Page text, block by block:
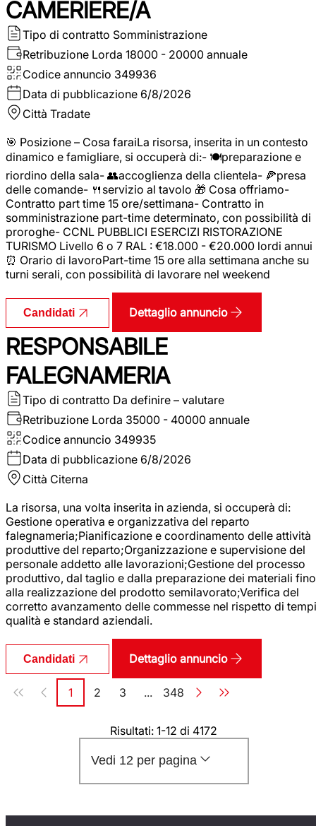
CAMERIERE/A
Tipo di contratto Somministrazione
Retribuzione Lorda 18000 - 20000 annuale
Codice annuncio 349936
Data di pubblicazione 6/8/2026
Città Tradate
🎯 Posizione – Cosa faraiLa risorsa, inserita in un contesto
dinamico e famigliare, si occuperà di:- 🍽️preparazione e
riordino della sala- 👥accoglienza della clientela- 🍕presa
delle comande- 🍴servizio al tavolo 🎁 Cosa offriamo-
Contratto part time 15 ore/settimana- Contratto in
somministrazione part-time determinato, con possibilità di
proroghe- CCNL PUBBLICI ESERCIZI RISTORAZIONE
TURISMO Livello 6 o 7 RAL : €18.000 - €20.000 lordi annui
⏰ Orario di lavoroPart-time 15 ore alla settimana anche su
turni serali, con possibilità di lavorare nel weekend
Candidati Dettaglio annuncio
RESPONSABILE
FALEGNAMERIA
Tipo di contratto Da definire – valutare
Retribuzione Lorda 35000 - 40000 annuale
Codice annuncio 349935
Data di pubblicazione 6/8/2026
Città Citerna
La risorsa, una volta inserita in azienda, si occuperà di:
Gestione operativa e organizzativa del reparto
falegnameria;Pianificazione e coordinamento delle attività
produttive del reparto;Organizzazione e supervisione del
personale addetto alle lavorazioni;Gestione del processo
produttivo, dal taglio e dalla preparazione dei materiali fino
alla realizzazione del prodotto semilavorato;Verifica del
corretto avanzamento delle commesse nel rispetto di
qualità e standard aziendali.
Candidati Dettaglio annuncio
Paginazione
Pagina
1 Pagina
2 Pagina
3 ... Pagina
348
Risultati: 1-12 di 4172
Vedi 12 per pagina